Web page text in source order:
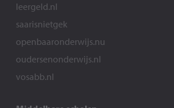
leergeld.nl
saarisnietgek
openbaaronderwijs.nu
oudersenonderwijs.nl
vosabb.nl